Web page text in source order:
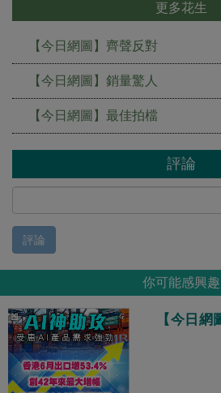
更多花生
【今日網圖】齊聲反對
【今日網圖】銷量驚人
【今日網圖】最佳拍檔
評論
評論
你可能感興趣
【今日